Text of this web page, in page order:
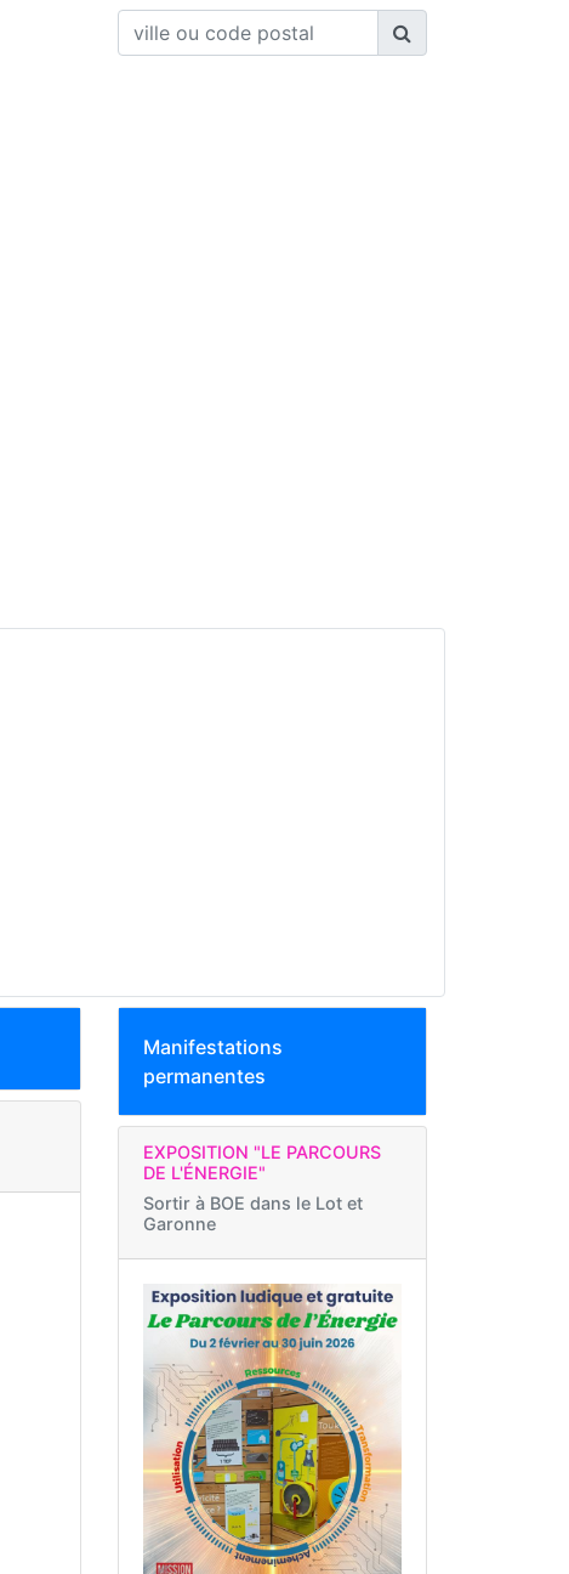
Manifestations
permanentes
EXPOSITION "LE PARCOURS
DE L'ÉNERGIE"
Sortir à BOE dans le Lot et
Garonne